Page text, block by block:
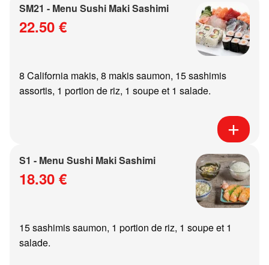
SM21 - Menu Sushi Maki Sashimi
22.50 €
8 California makis, 8 makis saumon, 15 sashimis
assortis, 1 portion de riz, 1 soupe et 1 salade.
S1 - Menu Sushi Maki Sashimi
18.30 €
15 sashimis saumon, 1 portion de riz, 1 soupe et 1
salade.